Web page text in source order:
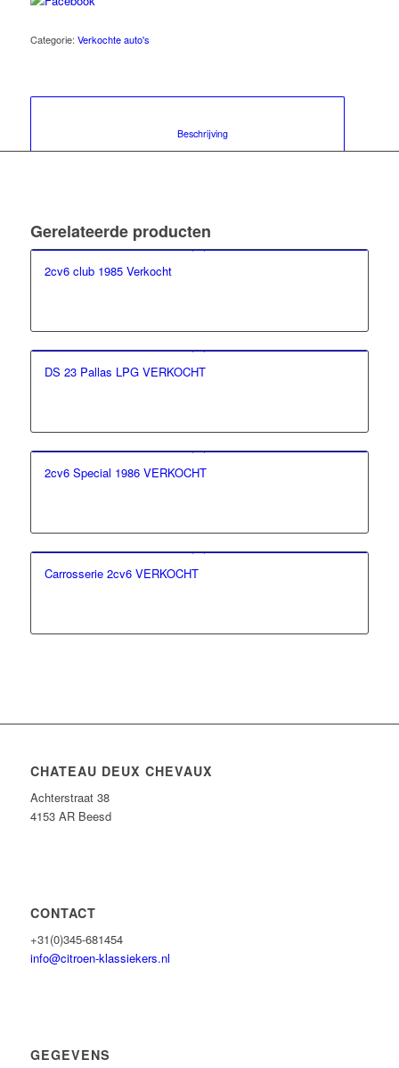
Categorie: Verkochte auto's
						Beschrijving
Gerelateerde producten
2cv6 club 1985 Verkocht
DS 23 Pallas LPG VERKOCHT
2cv6 Special 1986 VERKOCHT
Carrosserie 2cv6 VERKOCHT
CHATEAU DEUX CHEVAUX
Achterstraat 38
4153 AR Beesd
CONTACT
+31(0)345-681454
info@citroen-klassiekers.nl
GEGEVENS